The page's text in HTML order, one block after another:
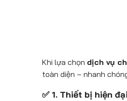
Khi lựa chọn dịch vụ
toàn diện – nhanh
✅ 1. Thiết bị hiện đại